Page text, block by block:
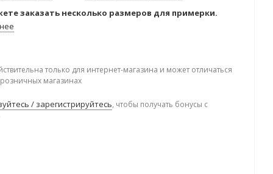
заказать несколько размеров для примерки.
только для интернет-магазина и может отличаться
розничных магазинах
/ зарегистрируйтесь, чтобы получать бонусы с